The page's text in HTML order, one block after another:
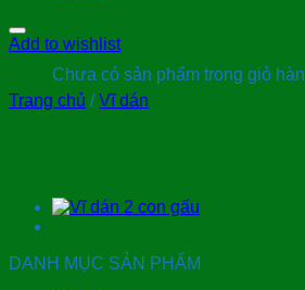
Chưa có sản phẩm trong giỏ
Add to wishlist
Trang chủ / Vĩ dán
DANH MỤC SẢN PHẨM